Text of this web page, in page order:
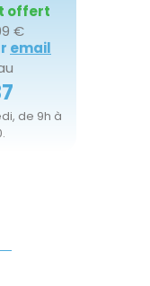
offert
€
email
de 9h à